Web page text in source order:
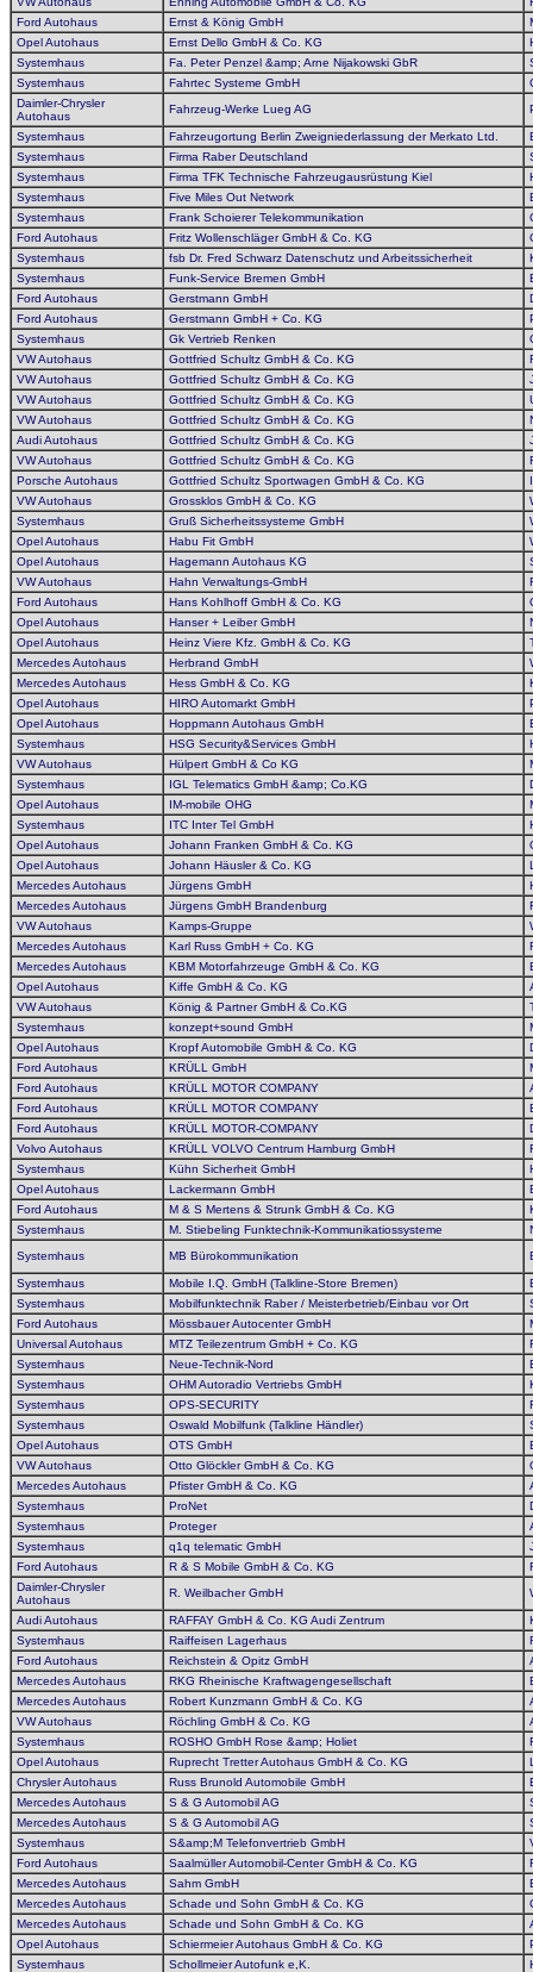
Ford Autohaus
Ernst & König GmbH
Opel Autohaus
Ernst Dello GmbH & Co. KG
Systemhaus
Fa. Peter Penzel &amp; Arne Nijakowski GbR
Systemhaus
Fahrtec Systeme GmbH
Daimler-Chrysler
Autohaus
Fahrzeug-Werke Lueg AG
Systemhaus Fahrzeugortung Berlin Zweigniederlassung der Merkato Ltd.
Systemhaus
Firma Raber Deutschland
Systemhaus
Firma TFK Technische Fahrzeugausrüstung Kiel
Systemhaus
Five Miles Out Network
Systemhaus
Frank Schoierer Telekommunikation
Ford Autohaus
Fritz Wollenschläger GmbH & Co. KG
Systemhaus
fsb Dr. Fred Schwarz Datenschutz und Arbeitssicherheit
Systemhaus
Funk-Service Bremen GmbH
Ford Autohaus
Gerstmann GmbH
Ford Autohaus
Gerstmann GmbH + Co. KG
Systemhaus
Gk Vertrieb Renken
VW Autohaus
Gottfried Schultz GmbH & Co. KG
VW Autohaus
Gottfried Schultz GmbH & Co. KG
VW Autohaus
Gottfried Schultz GmbH & Co. KG
VW Autohaus
Gottfried Schultz GmbH & Co. KG
Audi Autohaus
Gottfried Schultz GmbH & Co. KG
VW Autohaus
Gottfried Schultz GmbH & Co. KG
Porsche Autohaus
Gottfried Schultz Sportwagen GmbH & Co. KG
VW Autohaus
Grossklos GmbH & Co. KG
Systemhaus
Gruß Sicherheitssysteme GmbH
Opel Autohaus
Habu Fit GmbH
Opel Autohaus
Hagemann Autohaus KG
VW Autohaus
Hahn Verwaltungs-GmbH
Ford Autohaus
Hans Kohlhoff GmbH & Co. KG
Opel Autohaus
Hanser + Leiber GmbH
Opel Autohaus
Heinz Viere Kfz. GmbH & Co. KG
Mercedes Autohaus
Herbrand GmbH
Mercedes Autohaus
Hess GmbH & Co. KG
Opel Autohaus
HIRO Automarkt GmbH
Opel Autohaus
Hoppmann Autohaus GmbH
Systemhaus
HSG Security&Services GmbH
VW Autohaus
Hülpert GmbH & Co KG
Systemhaus
IGL Telematics GmbH &amp; Co.KG
Opel Autohaus
IM-mobile OHG
Systemhaus
ITC Inter Tel GmbH
Opel Autohaus
Johann Franken GmbH & Co. KG
Opel Autohaus
Johann Häusler & Co. KG
Mercedes Autohaus
Jürgens GmbH
Mercedes Autohaus
Jürgens GmbH Brandenburg
VW Autohaus
Kamps-Gruppe
Mercedes Autohaus
Karl Russ GmbH + Co. KG
Mercedes Autohaus
KBM Motorfahrzeuge GmbH & Co. KG
Opel Autohaus
Kiffe GmbH & Co. KG
VW Autohaus
König & Partner GmbH & Co.KG
Systemhaus
konzept+sound GmbH
Opel Autohaus
Kropf Automobile GmbH & Co. KG
Ford Autohaus
KRÜLL GmbH
Ford Autohaus
KRÜLL MOTOR COMPANY
Ford Autohaus
KRÜLL MOTOR COMPANY
Ford Autohaus
KRÜLL MOTOR-COMPANY
Volvo Autohaus
KRÜLL VOLVO Centrum Hamburg GmbH
Systemhaus
Kühn Sicherheit GmbH
Opel Autohaus
Lackermann GmbH
Ford Autohaus
M & S Mertens & Strunk GmbH & Co. KG
Systemhaus
M. Stiebeling Funktechnik-Kommunikatiossysteme
Systemhaus
MB Bürokommunikation
Systemhaus Mobile I.Q. GmbH (Talkline-Store Bremen)
Systemhaus
Mobilfunktechnik Raber / Meisterbetrieb/Einbau vor Ort
Ford Autohaus
Mössbauer Autocenter GmbH
Universal Autohaus
MTZ Teilezentrum GmbH + Co. KG
Systemhaus
Neue-Technik-Nord
Systemhaus
OHM Autoradio Vertriebs GmbH
Systemhaus
OPS-SECURITY
Systemhaus
Oswald Mobilfunk (Talkline Händler)
Opel Autohaus
OTS GmbH
VW Autohaus
Otto Glöckler GmbH & Co. KG
Mercedes Autohaus
Pfister GmbH & Co. KG
Systemhaus
ProNet
Systemhaus
Proteger
Systemhaus
q1q telematic GmbH
Ford Autohaus
R & S Mobile GmbH & Co. KG
Daimler-Chrysler
Autohaus
R. Weilbacher GmbH
Audi Autohaus RAFFAY GmbH & Co. KG Audi Zentrum
Systemhaus
Raiffeisen Lagerhaus
Ford Autohaus
Reichstein & Opitz GmbH
Mercedes Autohaus
RKG Rheinische Kraftwagengesellschaft
Mercedes Autohaus
Robert Kunzmann GmbH & Co. KG
VW Autohaus
Röchling GmbH & Co. KG
Systemhaus
ROSHO GmbH Rose &amp; Holiet
Opel Autohaus
Ruprecht Tretter Autohaus GmbH & Co. KG
Chrysler Autohaus
Russ Brunold Automobile GmbH
Mercedes Autohaus
S & G Automobil AG
Mercedes Autohaus
S & G Automobil AG
Systemhaus
S&amp;M Telefonvertrieb GmbH
Ford Autohaus
Saalmüller Automobil-Center GmbH & Co. KG
Mercedes Autohaus
Sahm GmbH
Mercedes Autohaus
Schade und Sohn GmbH & Co. KG
Mercedes Autohaus
Schade und Sohn GmbH & Co. KG
Opel Autohaus
Schiermeier Autohaus GmbH & Co. KG
Systemhaus
Schollmeier Autofunk e,K.